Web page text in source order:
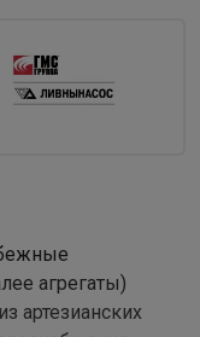
агрегаты)
артезианских